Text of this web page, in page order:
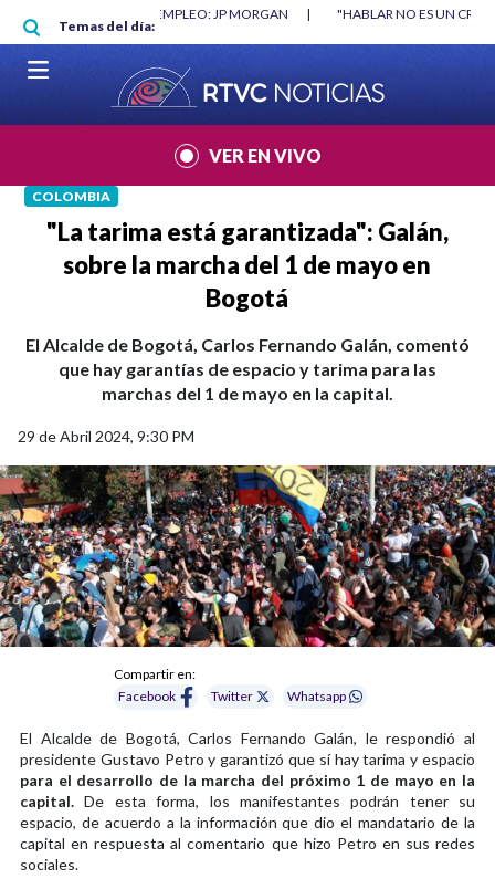
Pasar al contenido principal
Temas del día:
"HABLAR NO ES UN CRIMEN": CARTA DE BETO CORAL |
VER EN VIVO
COLOMBIA
"La tarima está garantizada": Galán,
sobre la marcha del 1 de mayo en
Bogotá
El Alcalde de Bogotá, Carlos Fernando Galán, comentó
que hay garantías de espacio y tarima para las
marchas del 1 de mayo en la capital.
29 de Abril 2024, 9:30 PM
Compartir en:
Facebook
Twitter Whatsapp
El Alcalde de Bogotá, Carlos Fernando Galán, le respondió al
presidente Gustavo Petro y garantizó que sí hay tarima y espacio
para el desarrollo de la marcha del próximo 1 de mayo en la
capital. De esta forma, los manifestantes podrán tener su
espacio, de acuerdo a la información que dio el mandatario de la
capital en respuesta al comentario que hizo Petro en sus redes
sociales.